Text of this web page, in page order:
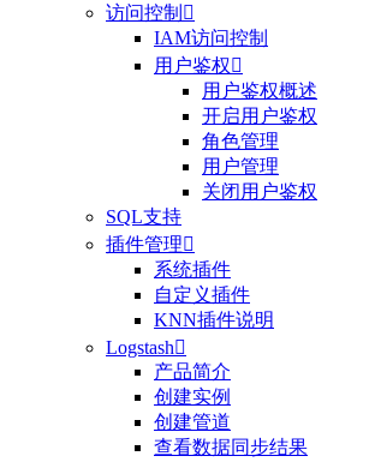
访问控制 
IAM访问控制
用户鉴权
用户鉴权概述
开启用户鉴权
角色管理
用户管理
关闭用户鉴权
SQL支持
插件管理
系统插件
自定义插件
KNN插件说明
Logstash
产品简介
创建实例
创建管道
查看数据同步结果